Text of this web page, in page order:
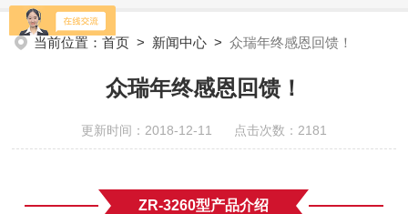
当前位置：首页 > 新闻中心 >众瑞年终感恩回馈！
众瑞年终感恩回馈！
更新时间：2018-12-11 点击次数：2181
ZR-3260型产品介绍